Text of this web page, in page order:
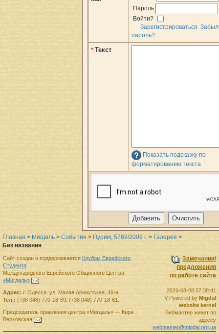
Пароль
Войти?
Зарегистрироваться
пароль?
* Текст
Показать подсказку по
форматированию текста
Главная > Мигдаль > События > Пурим, 5769/2009 г. > Галерея >
Без названия
Замечания/
предложения
по работе сайта
2026-08-08 07:38:41
// Powered byMigdal
website kernel
Вебмастер живет по
адресу
webmaster@migdal.org.ua
Сайт создан и поддерживается Клубом Еврейского
Студента
Международного Еврейского Общинного Центра
«Мигдаль»
.
Адрес: г. Одесса, ул. Малая Арнаутская, 46-а.
Тел.: (+38 048) 770-18-69, (+38 048) 770-18-61
Председатель правленияцентра «Мигдаль»— Кира
Верховская
.